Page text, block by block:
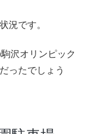
況です。
沢オリンピック
ったでしょう